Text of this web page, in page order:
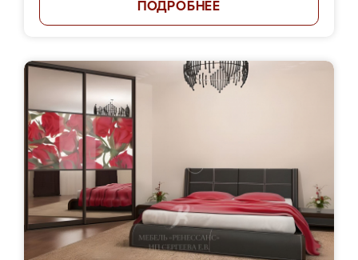
ПОДРОБНЕЕ